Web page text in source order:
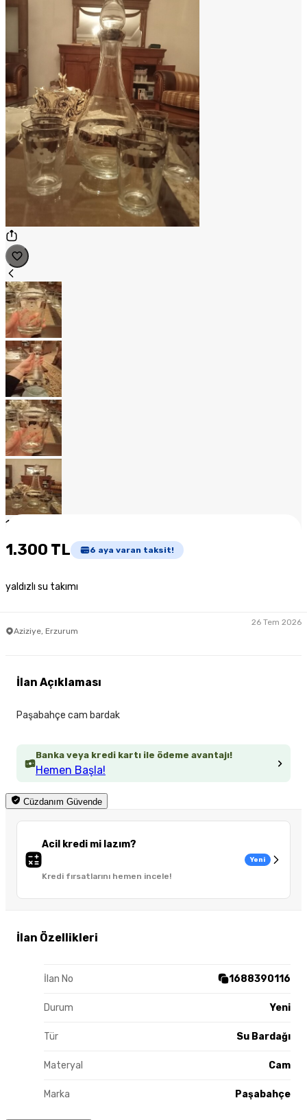
1
1.300 TL 6 aya varan taksit!
yaldızlı su takımı
Aziziye, Erzurum
26 Tem 2026
Banka veya kredi kartı ile ödeme avantajı!
Hemen Başla!
Cüzdanım Güvende
Acil kredi mi lazım?
Kredi fırsatlarını hemen incele!
Yeni
İlan Özellikleri
İlan No 1688390116
Durum Yeni
Tür Su Bardağı
Materyal Cam
Marka Paşabahçe
İlan Açıklaması
Paşabahçe cam bardak